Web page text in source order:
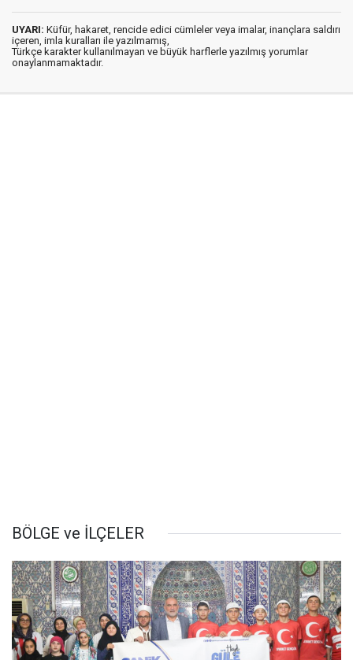
UYARI: Küfür, hakaret, rencide edici cümleler veya imalar, inançlara saldırı
içeren, imla kuralları ile yazılmamış,
Türkçe karakter kullanılmayan ve büyük harflerle yazılmış yorumlar
onaylanmamaktadır.
BÖLGE ve İLÇELER